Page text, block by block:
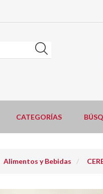
CATEGORÍAS
Alimentos y Bebidas